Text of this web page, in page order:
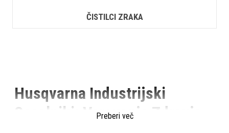
ČISTILCI ZRAKA
Husqvarna Industrijski
Sesalniki: Varovanje Zdravja
Preberi več